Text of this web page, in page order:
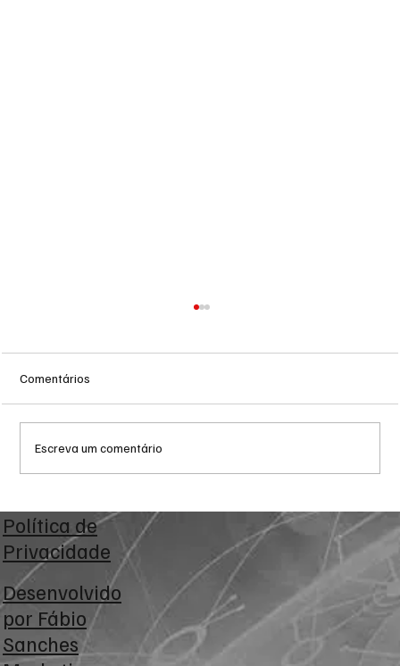
Reforma Tributária: empresas iniciam fase
de testes com exibição de IBS e CBS nas
notas fiscais
Comentários
Escreva um comentário
Política de
Privacidade
Desenvolvido
por Fábio
Sanches